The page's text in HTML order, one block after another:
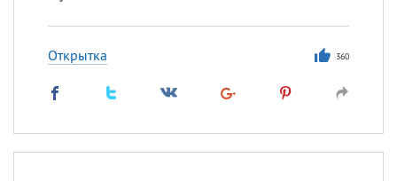
Открытка 360